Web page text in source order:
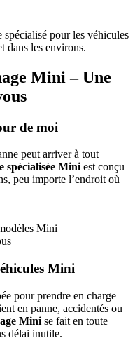
spécialisé pour les véhicules
dans les environs.
Mini – Une
de moi
peut arriver à tout
spécialisée Miniest conçu
peu importe l’endroit où
Mini
Mini
pour prendre en charge
en panne, accidentés ou
Mini se fait en toute
délai inutile.